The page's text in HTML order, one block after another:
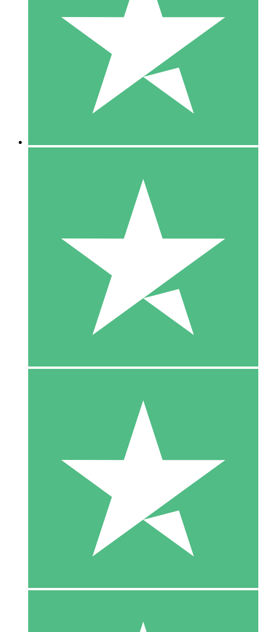
Betala per användning med nedladdningskrediter. Inget
1 Nedladdningar
10 00
10 Nedladdningar
20 00